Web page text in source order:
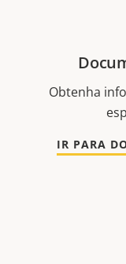
Obtenha
IR PARA